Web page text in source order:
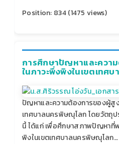
Position: 834(1475 views)
การศึกษาปัญหาและควา
ในภาวะพึ่งพิงในเขตเทศ
ปัญหาและความต้องการของผู้สู
เทศบาลนครพิษณุโลก โดยวัตถุ
นี้ ได้แก่ เพื่อศึกษาสภาพปัญหาที่
พิงในเขตเทศบาลนครพิษณุโลก…